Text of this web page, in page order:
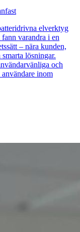
elverktyg
varandra i en
– nära kunden,
lösningar.
och
inom